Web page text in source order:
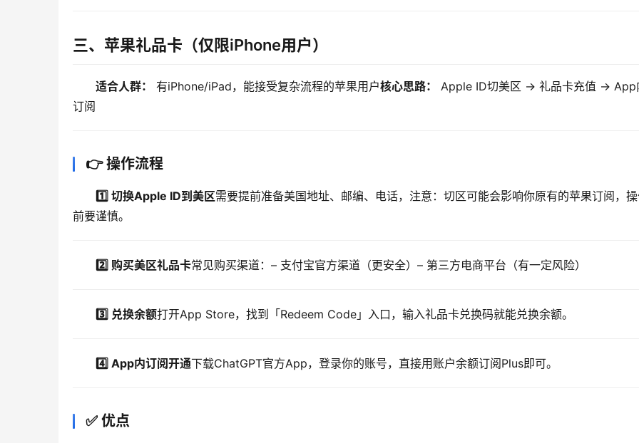
三、苹果礼品卡（仅限iPhone用户）
适合人群： 有iPhone/iPad，能接受复杂流程的苹果用户核心思路：
Apple ID切美区 → 礼品卡充值 → App
订阅
👉 操作流程
1️⃣ 切换Apple ID到美区需要提前准备美国地址、邮编、电话，注意：切区可能会影响你原有的苹果订阅，
前要谨慎。
2️⃣ 购买美区礼品卡常见购买渠道：– 支付宝官方渠道（更安全）– 第三方电商平台（有一定风险）
3️⃣ 兑换余额打开App Store，找到「Redeem Code」入口，输入礼品卡兑换码就能兑换余额。
4️⃣ App内订阅开通下载ChatGPT官方App，登录你的账号，直接用账户余额订阅Plus即可。
✅ 优点